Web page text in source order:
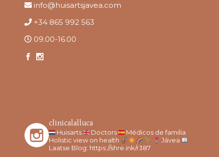
info@huisartsjavea.com
+34 865 992 563
09.00-16.00
clinicalalluca
Huisarts Doctors
Médicos de familia
Holistic view on health
Jávea
Laatse Blog: https://shre.ink/r387